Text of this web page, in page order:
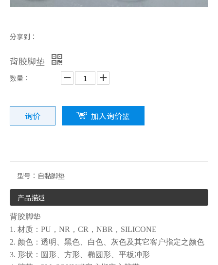
橡胶制品系列 3M背胶脚垫系列
分享到：
背胶脚垫
数量：
询价 加入询价篮
型号： 自黏脚垫
产品描述
背胶脚垫
1. 材质：PU，NR，CR，NBR，SILICONE
2. 颜色：透明、黑色、白色、灰色及其它客户指定之颜色
3. 形状：圆形、方形、椭圆形、平板冲形